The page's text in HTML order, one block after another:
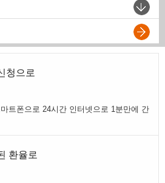
청으로
트폰으로 24시간 인터넷으로 1분만에 간
환율로